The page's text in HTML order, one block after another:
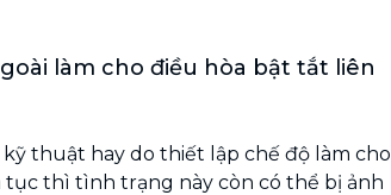
làm cho điều hòa bật tắt liên
thuật hay do thiết lập chế độ làm cho
thì tình trạng này còn có thể bị ảnh